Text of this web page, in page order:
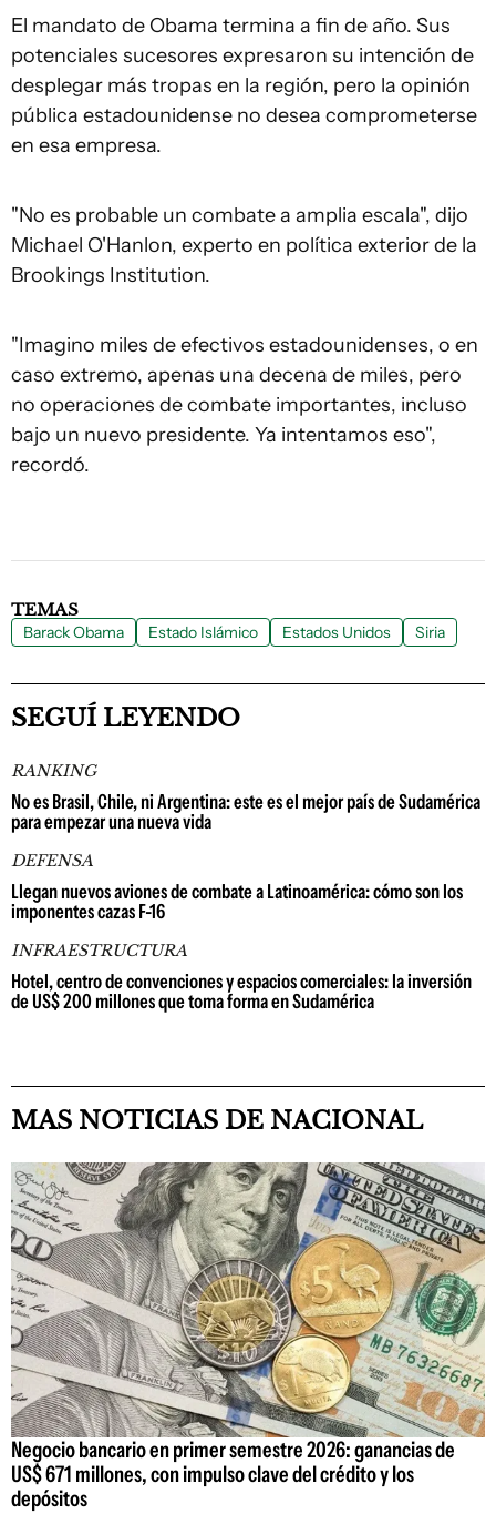
El mandato de Obama termina a fin de año. Sus
potenciales sucesores expresaron su intención de
desplegar más tropas en la región, pero la opinión
pública estadounidense no desea comprometerse
en esa empresa.
"No es probable un combate a amplia escala", dijo
Michael O'Hanlon, experto en política exterior de la
Brookings Institution.
"Imagino miles de efectivos estadounidenses, o en
caso extremo, apenas una decena de miles, pero
no operaciones de combate importantes, incluso
bajo un nuevo presidente. Ya intentamos eso",
recordó.
TEMAS
Barack Obama Estado Islámico Estados Unidos Siria
SEGUÍ LEYENDO
RANKING
No es Brasil, Chile, ni Argentina: este es el mejor país de Sudamérica
para empezar una nueva vida
DEFENSA
Llegan nuevos aviones de combate a Latinoamérica: cómo son los
imponentes cazas F-16
INFRAESTRUCTURA
Hotel, centro de convenciones y espacios comerciales: la inversión
de US$ 200 millones que toma forma en Sudamérica
MAS NOTICIAS DE NACIONAL
Negocio bancario en primer semestre 2026: ganancias de
US$ 671 millones, con impulso clave del crédito y los
depósitos